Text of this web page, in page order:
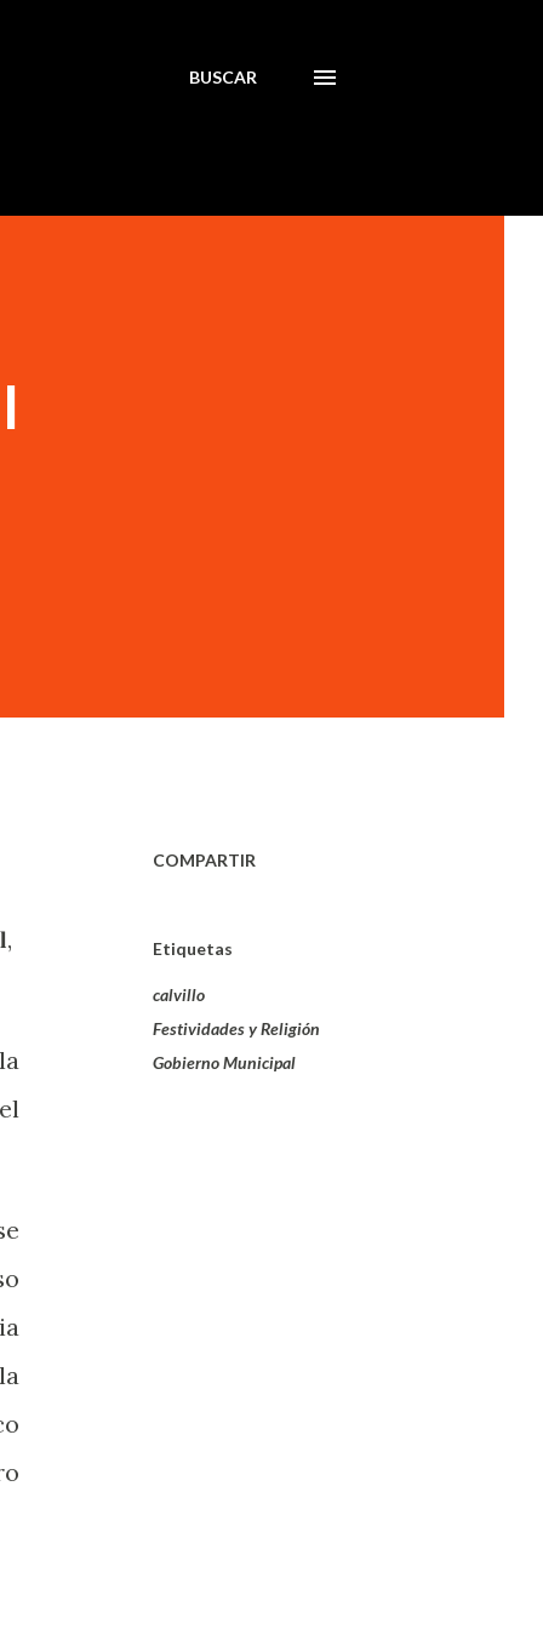
BUSCAR
COMPARTIR
Etiquetas
calvillo
Festividades y Religión
Gobierno Municipal